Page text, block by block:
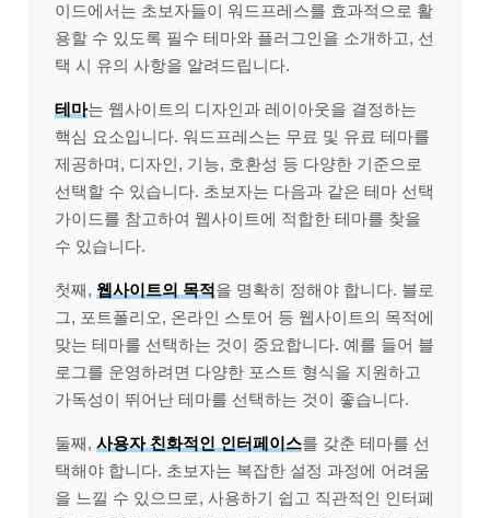
이드에서는 초보자들이 워드프레스를 효과적으로 활
용할 수 있도록 필수 테마와 플러그인을 소개하고, 선
택 시 유의 사항을 알려드립니다.
테마는 웹사이트의 디자인과 레이아웃을 결정하는
핵심 요소입니다. 워드프레스는 무료 및 유료 테마를
제공하며, 디자인, 기능, 호환성 등 다양한 기준으로
선택할 수 있습니다. 초보자는 다음과 같은 테마 선택
가이드를 참고하여 웹사이트에 적합한 테마를 찾을
수 있습니다.
첫째, 웹사이트의 목적을 명확히 정해야 합니다. 블로
그, 포트폴리오, 온라인 스토어 등 웹사이트의 목적에
맞는 테마를 선택하는 것이 중요합니다. 예를 들어 블
로그를 운영하려면 다양한 포스트 형식을 지원하고
가독성이 뛰어난 테마를 선택하는 것이 좋습니다.
둘째, 사용자 친화적인 인터페이스를 갖춘 테마를 선
택해야 합니다. 초보자는 복잡한 설정 과정에 어려움
을 느낄 수 있으므로, 사용하기 쉽고 직관적인 인터페